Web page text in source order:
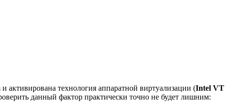
активирована технология аппаратной виртуализации (Intel VT
данный фактор практически точно не будет лишним: